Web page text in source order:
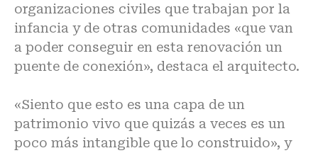
organizaciones civiles que trabajan por la
infancia y de otras comunidades «que van
a poder conseguir en esta renovación un
puente de conexión», destaca el arquitecto.
«Siento que esto es una capa de un
patrimonio vivo que quizás a veces es un
poco más intangible que lo construido», y